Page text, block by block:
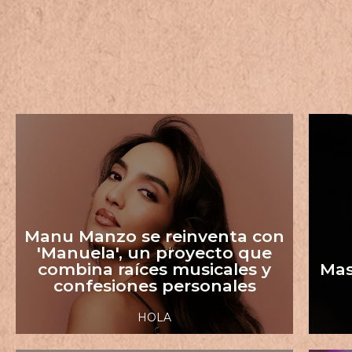
Manu Manzo se reinventa con
'Manuela', un proyecto que
combina raíces musicales y
confesiones personales
HOLA
La artista pop Manu Manzo interpretará
el himno nacional antes del 4EVER 400.
Manzo fue nominada a Mejor Artista
Nuevo en los Latin GRAMMYs de 2015.
Leer el artículo